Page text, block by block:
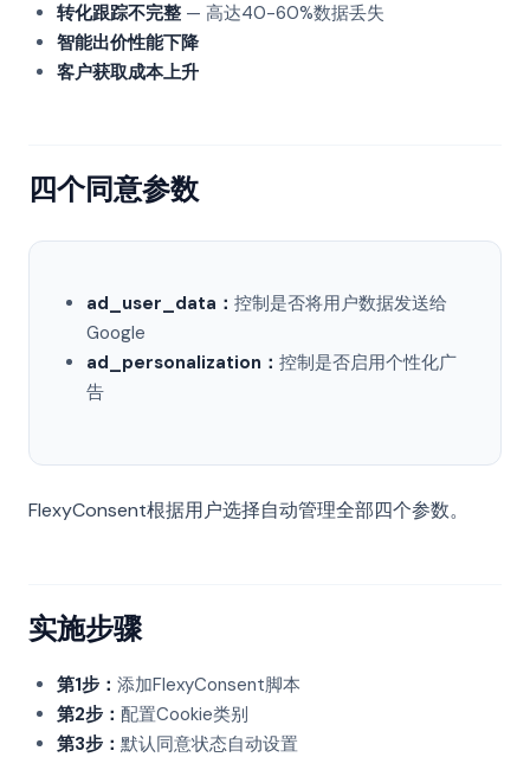
转化跟踪不完整 — 高达40-60%数据丢失
智能出价性能下降
客户获取成本上升
四个同意参数
ad_user_data： 控制是否将用户数据发送给
Google
ad_personalization： 控制是否启用个性化广
告
FlexyConsent根据用户选择自动管理全部四个参数。
实施步骤
第1步： 添加FlexyConsent脚本
第2步： 配置Cookie类别
第3步： 默认同意状态自动设置